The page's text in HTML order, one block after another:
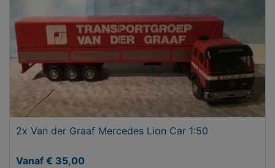
2x Van der Graaf Mercedes Lion Car 1:50
Vanaf € 35,00